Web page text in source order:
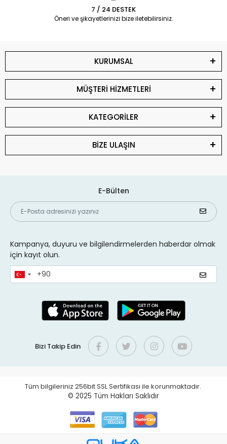
7 / 24 DESTEK
Öneri ve şikayetlerinizi bize iletebilirsiniz.
KURUMSAL
MÜŞTERİ HİZMETLERİ
KATEGORİLER
BİZE ULAŞIN
E-Bülten
Kampanya, duyuru ve bilgilendirmelerden haberdar olmak
için kayıt olun.
Bizi Takip Edin
Tüm bilgileriniz 256bit SSL Sertifikası ile korunmaktadır.
© 2025 Tüm Hakları Saklıdır